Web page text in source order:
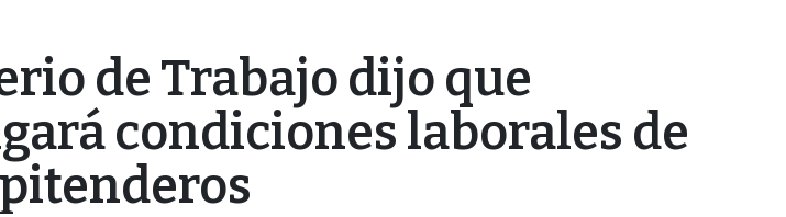
de Trabajo dijo que
condiciones laborales de